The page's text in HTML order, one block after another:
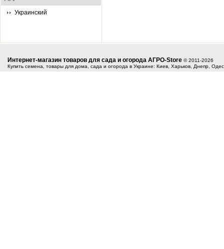
Украинский
Интернет-магазин товаров для сада и огорода АГРО-Store © 2011-2026
Купить семена, товары для дома, сада и огорода в Украине: Киев, Харьков, Днепр,